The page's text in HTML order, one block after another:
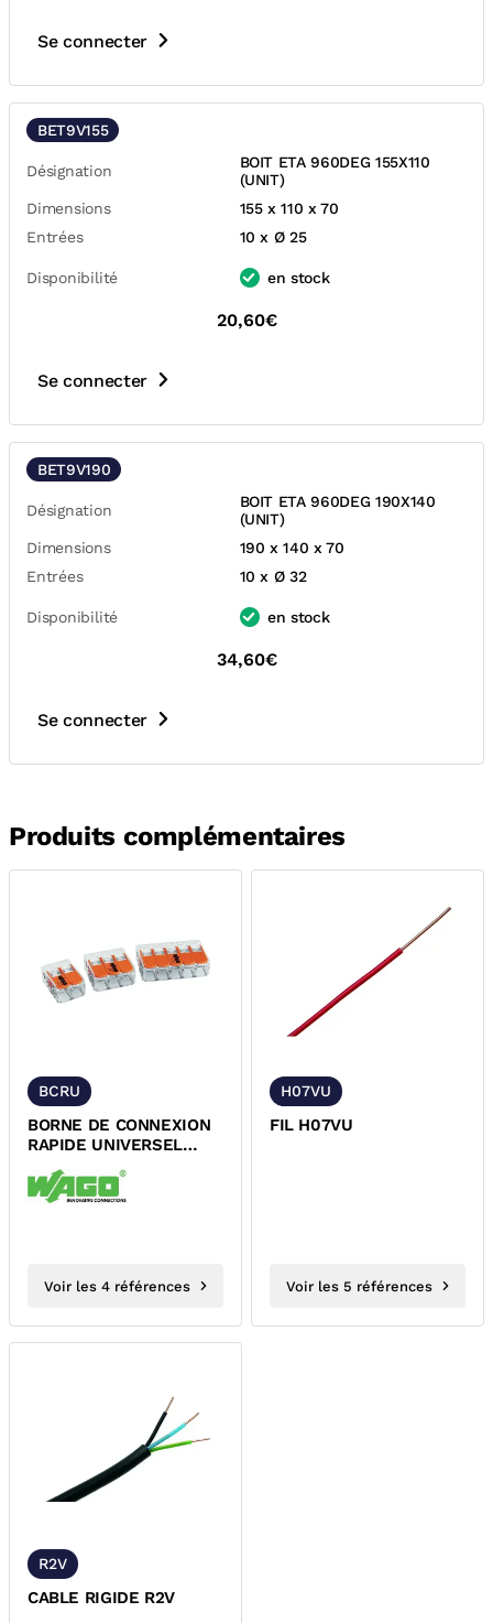
Se connecter
BET9V155
Désignation
BOIT ETA 960DEG 155X110
(UNIT)
Dimensions
155 x 110 x 70
Entrées
10 x Ø 25
Disponibilité en stock
20,60€
Se connecter
BET9V190
Désignation
BOIT ETA 960DEG 190X140
(UNIT)
Dimensions
190 x 140 x 70
Entrées
10 x Ø 32
Disponibilité en stock
34,60€
Se connecter
Produits complémentaires
BCRU
BORNE DE CONNEXION
RAPIDE UNIVERSEL
WAGO 221 MINI
Voir les 4 références
H07VU
FIL H07VU
Voir les 5 références
R2V
CABLE RIGIDE R2V